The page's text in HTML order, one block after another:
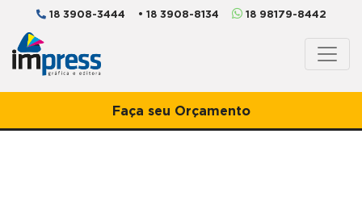
183908-3444 • 183908-8134 1898179-8442
Faça seu Orçamento